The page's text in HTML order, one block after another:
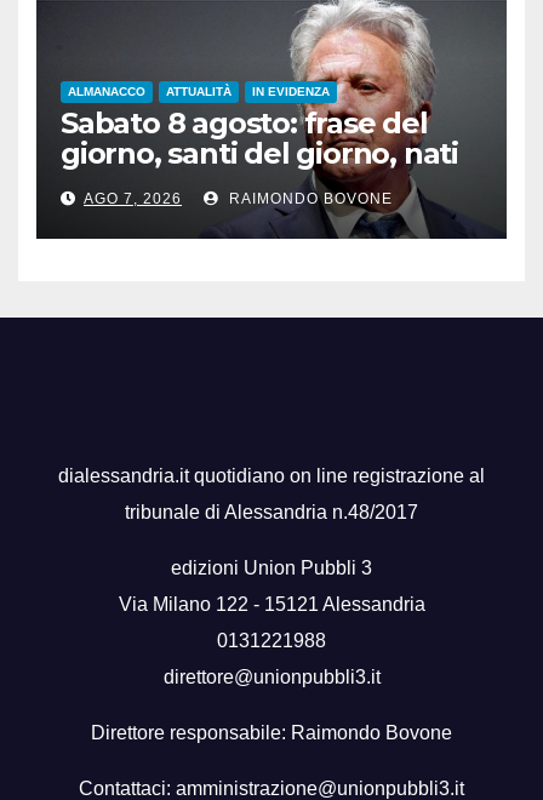
ALMANACCO ATTUALITÀ IN EVIDENZA
Sabato 8 agosto: frase del
giorno, santi del giorno, nati
famosi, accadde oggi
AGO 7, 2026 RAIMONDO BOVONE
dialessandria.it quotidiano on line registrazione al
tribunale di Alessandria n.48/2017
edizioni Union Pubbli 3
Via Milano 122 - 15121 Alessandria
0131221988
direttore@unionpubbli3.it
Direttore responsabile: Raimondo Bovone
Contattaci: amministrazione@unionpubbli3.it